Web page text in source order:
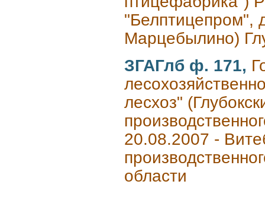
"Белптицепром",
Марцебылино)
ЗГАГлб ф. 171,
лесхоз"
20.08.2007 -
области